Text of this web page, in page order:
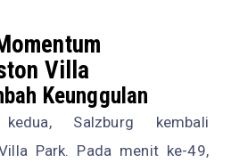
Villa
Keunggulan
Salzburg kembali
Park. Pada menit ke-49,